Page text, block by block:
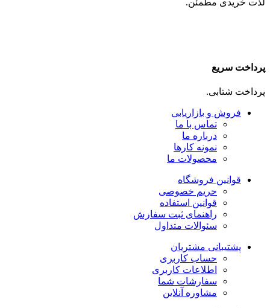
پرداخت سریع
پرداخت شتابی.
فروش و بازاریابی
تماس با ما
درباره ما
نمونه کارها
محصولات ما
قوانین فروشگاه
حریم خصوصی
قوانین استفاده
راهنمای ثبت سفارش
سئوالات متداول
پشتیبانی مشتریان
حساب کاربری
اطلاعات کاربری
سفارشات شما
مشاوره آنلاین